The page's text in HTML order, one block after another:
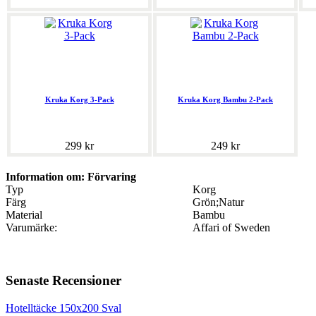
Kruka Korg 3-Pack
299 kr
Kruka Korg Bambu 2-Pack
249 kr
Information om: Förvaring
Typ
Korg
Färg
Grön;Natur
Material
Bambu
Varumärke:
Affari of Sweden
Senaste Recensioner
Hotelltäcke 150x200 Sval